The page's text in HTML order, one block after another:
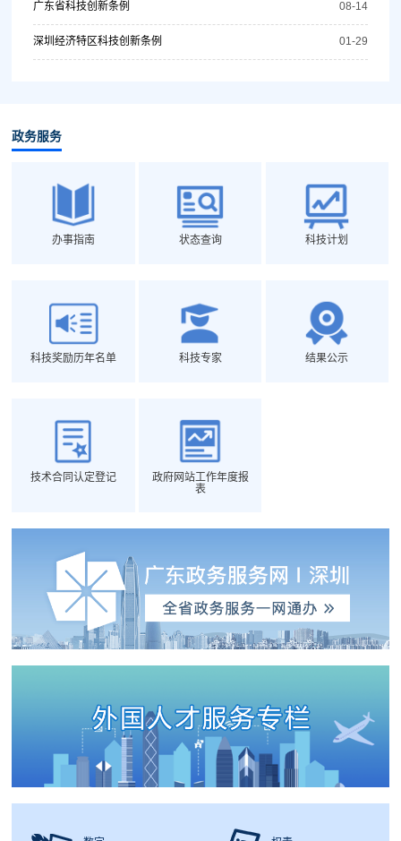
广东省科技创新条例 08-14
深圳经济特区科技创新条例 01-29
政务服务
办事指南 状态查询 科技计划
科技奖励历年名单 科技专家 结果公示
技术合同认定登记
政府网站工作年度报
表